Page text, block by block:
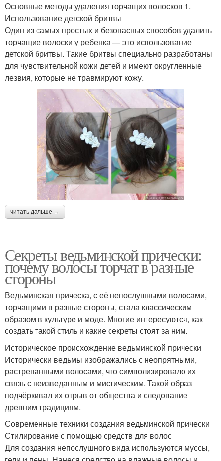
Основные методы удаления торчащих волосков 1.
Использование детской бритвы
Один из самых простых и безопасных способов удалить
торчащие волоски у ребенка — это использование
детской бритвы. Такие бритвы специально разработаны
для чувствительной кожи детей и имеют округленные
лезвия, которые не травмируют кожу.
читать дальше →
Секреты ведьминской прически:
почему волосы торчат в разные
стороны
Ведьминская прическа, с её непослушными волосами,
торчащими в разные стороны, стала классическим
образом в культуре и моде. Многие интересуются, как
создать такой стиль и какие секреты стоят за ним.
Историческое происхождение ведьминской прически
Исторически ведьмы изображались с неопрятными,
растрёпанными волосами, что символизировало их
связь с неизведанным и мистическим. Такой образ
подчёркивал их отрыв от общества и следование
древним традициям.
Современные техники создания ведьминской прически
Стилирование с помощью средств для волос
Для создания непослушного вида используются муссы,